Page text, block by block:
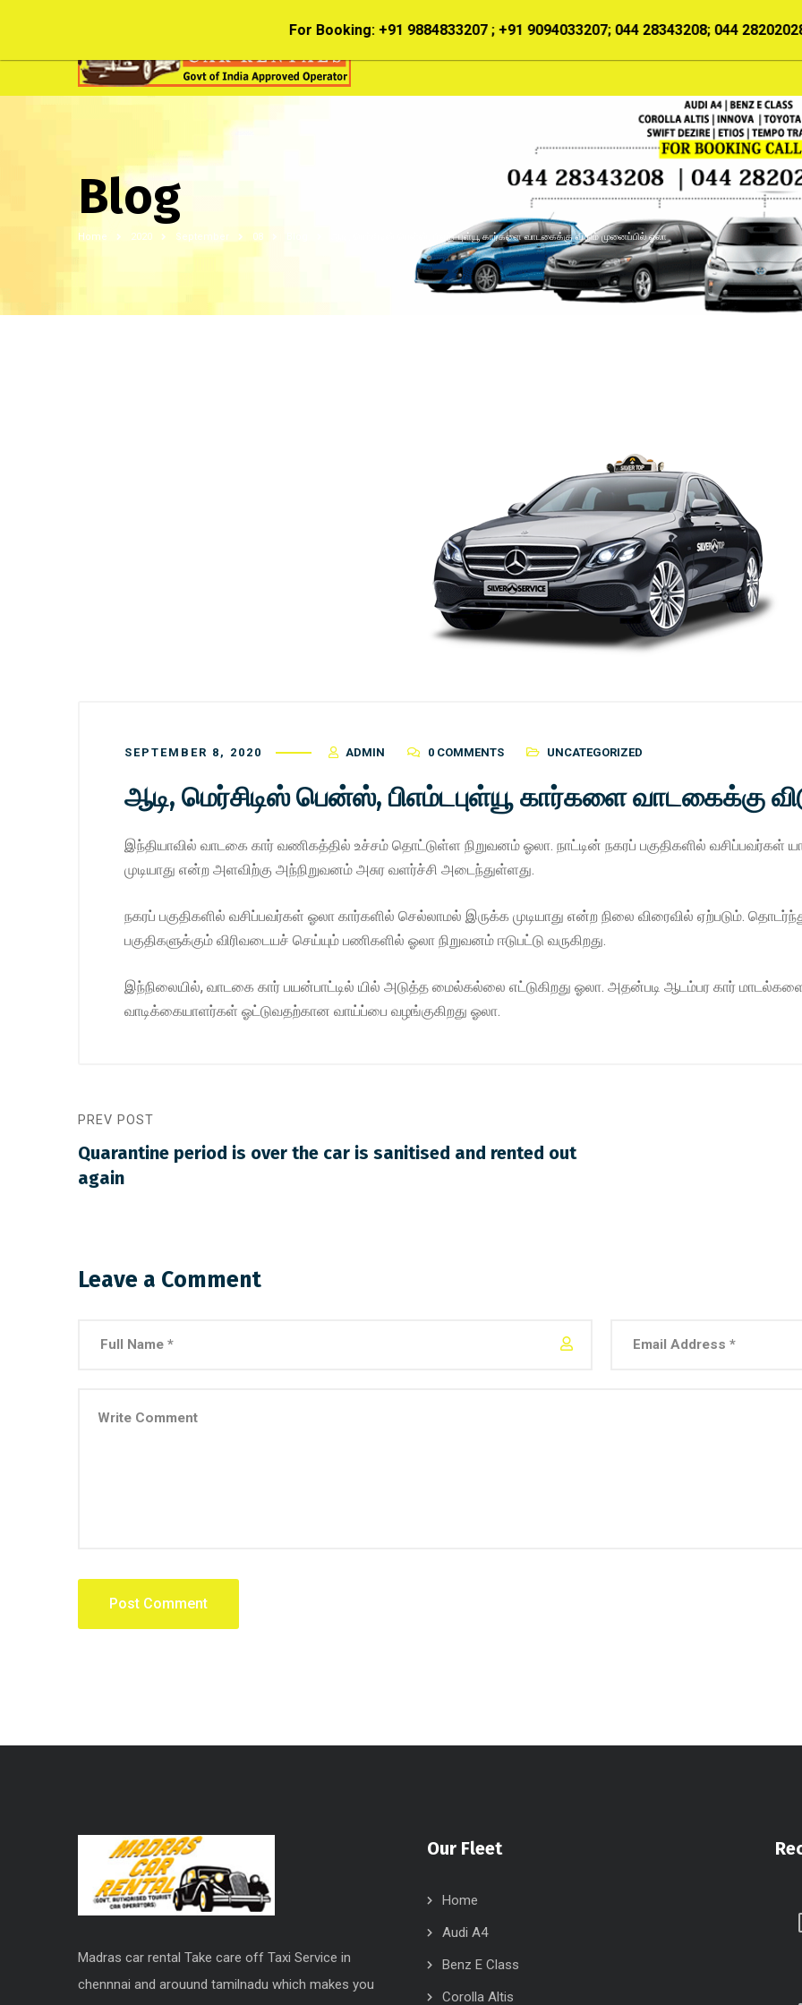
Blog
Home 2020 September 08 ஆடி, மெர்சிடிஸ் பென்ஸ், பிஎம்டபுள்யூ கார்களை வாடகைக்கு விடும் முனைப்பில் ஓலா
SEPTEMBER 8, 2020 ADMIN 0 COMMENTS UNCATEGORIZED
ஆடி, மெர்சிடிஸ் பென்ஸ், பிஎம்டபுள்யூ கார்களை வாடகைக்கு
இந்தியாவில் வாடகை கார் வணிகத்தில் உச்சம் தொட்டுள்ள நிறுவனம் ஓலா. நாட்டின் நகரப் பகுதிகளில் வசிப்பவர்கள்
முடியாது என்ற அளவிற்கு அந்நிறுவனம் அசுர வளர்ச்சி அடைந்துள்ளது.
நகரப் பகுதிகளில் வசிப்பவர்கள் ஓலா கார்களில் செல்லாமல் இருக்க முடியாது என்ற நிலை விரைவில் ஏற்படும்.
பகுதிகளுக்கும் விரிவடையச் செய்யும் பணிகளில் ஓலா நிறுவனம் ஈடுபட்டு வருகிறது.
இந்நிலையில், வாடகை கார் பயன்பாட்டில் யில் அடுத்த மைல்கல்லை எட்டுகிறது ஓலா. அதன்படி ஆடம்பர கார்
வாடிக்கையாளர்கள் ஓட்டுவதற்கான வாய்ப்பை வழங்குகிறது ஓலா.
PREV POST
Quarantine period is over the car is sanitised and rented out
again
Leave a Comment
Madras car rental Take care off Taxi Service in
chennnai and arouund tamilnadu which makes you
Our Fleet
Home
Audi A4
Benz E Class
Corolla Altis
For Booking: +91 9884833207 ; +91 9094033207; 044 28343208; 044